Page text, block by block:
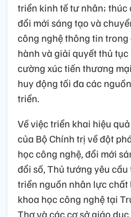
triển kinh tế tư nhân; thúc
đổi mới sáng tạo và
công nghệ thông tin trong
hành và giải quyết thủ
cường xúc tiến thương
huy động tối đa các
triển.
Về việc triển khai hiệu
của Bộ Chính trị về đột
học công nghệ, đổi mới
đổi số, Thủ tướng yêu
triển nguồn nhân lực chất
khoa học công nghệ tại
Thơ và các cơ sở giáo